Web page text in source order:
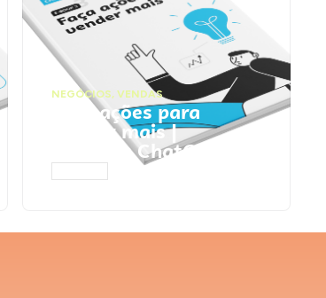
NEGÓCIOS, VENDAS
Faça ações para
vender mais |
Prompts ChatGPT